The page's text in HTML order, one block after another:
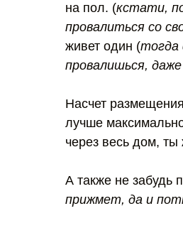
на пол. (кстати,
провалиться со
живет один (тогда
провалишься,
Насчет
лучше
через весь дом, ты
А также не забудь
прижмет, да и